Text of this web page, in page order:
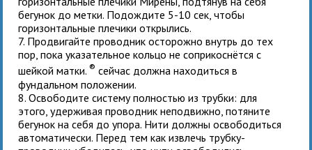
бегунок до метки. Подождите 5-10 сек, чтобы
горизонтальные плечики открылись.
7. Продвигайте проводник осторожно внутрь до тех
пор, пока указательное кольцо не соприкоснётся с
шейкой матки.® сейчас должна находиться в
фундальном положении.
8. Освободите систему полностью из трубки: для
этого, удерживая проводник неподвижно, потяните
бегунок на себя до упора. Нити должны освободиться
автоматически. Перед тем как извлечь трубку-